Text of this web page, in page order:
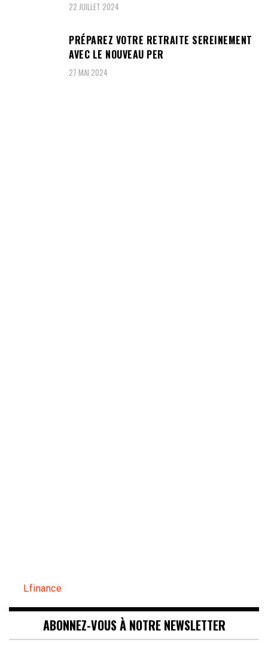
22 JUILLET 2024
PRÉPAREZ VOTRE RETRAITE SEREINEMENT
AVEC LE NOUVEAU PER
27 MAI 2024
Lfinance
ABONNEZ-VOUS À NOTRE NEWSLETTER